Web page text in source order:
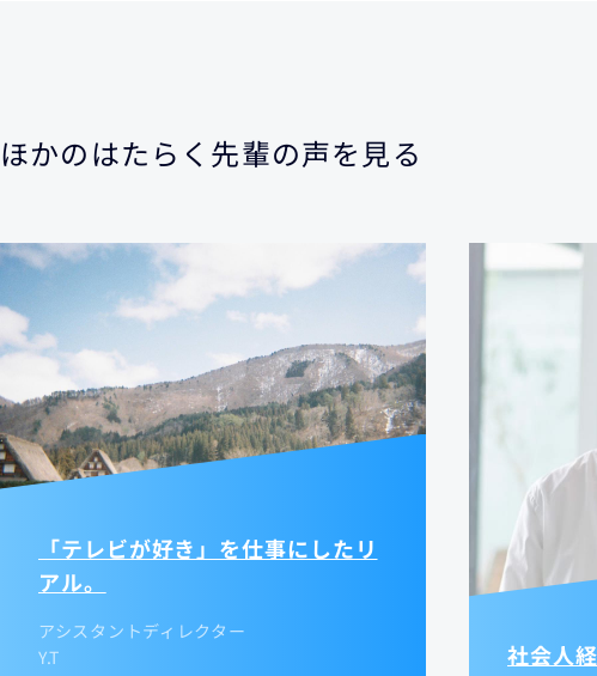
ほかのはたらく先輩の声を見る
「テレビが好き」を仕事にしたリ
アル。
アシスタントディレクター
Y.T
社会人